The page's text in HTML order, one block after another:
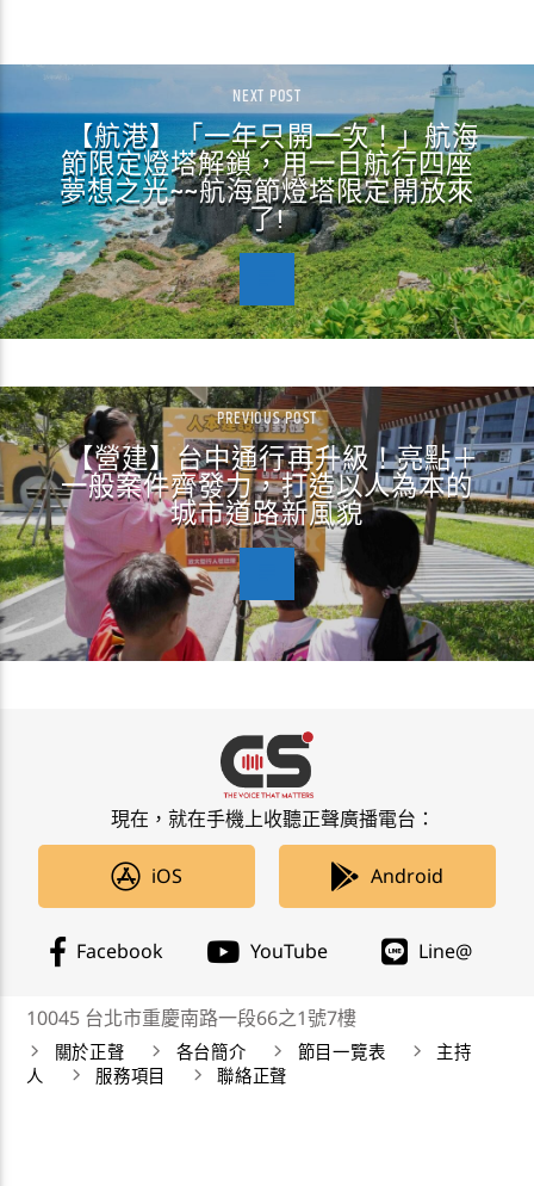
NEXT POST
【航港】「一年只開一次！」航海
節限定燈塔解鎖，用一日航行四座
夢想之光~~航海節燈塔限定開放來
了!
PREVIOUS POST
【營建】台中通行再升級！亮點＋
一般案件齊發力，打造以人為本的
城市道路新風貌
現在，就在手機上收聽正聲廣播電台：
iOS Android
Facebook YouTube Line@
10045 台北市重慶南路一段66之1號7樓
關於正聲
各台簡介 節目一覽表
主持
人
服務項目 聯絡正聲